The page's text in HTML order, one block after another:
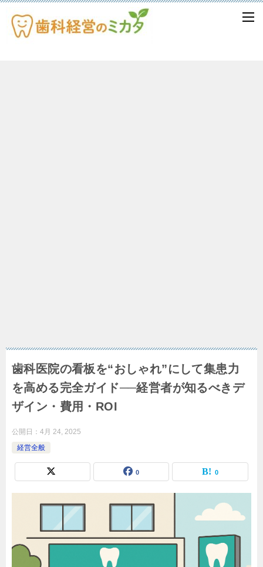
歯科医院の看板を“おしゃれ”にして集患力
を高める完全ガイド──経営者が知るべきデ
ザイン・費用・ROI
公開日： 4月 24, 2025
経営全般
0 0